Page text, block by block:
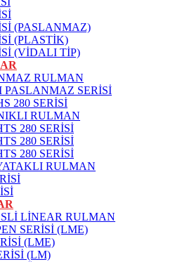
(PASLANMAZ)
(PLASTİK)
(VİDALI TİP)
RULMAN
PASLANMAZ SERİSİ
280 SERİSİ
RULMAN
280 SERİSİ
280 SERİSİ
280 SERİSİ
RULMAN
LİNEAR RULMAN
SERİSİ (LME)
(LME)
(LM)